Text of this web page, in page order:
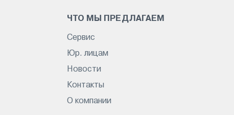
ЧТО МЫ ПРЕДЛАГАЕМ
Сервис
Юр. лицам
Новости
Контакты
О компании